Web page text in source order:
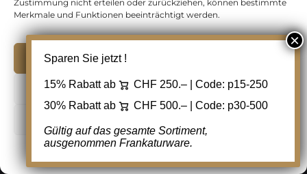
Zustimmung nicht erteilen oder zurückziehen, können bestimmte
Merkmale und Funktionen beeinträchtigt werden.
Ablehnen
BRIEFMARKENAUSSTELLUNG,
übliche leichte Aufklebefalte
CHF120.00
hinzufügen
Sparen Sie jetzt !
15% Rabatt ab CHF 250.– | Code: p15-250
30% Rabatt ab
CHF 500.– | Code: p30-500
Gültig auf das gesamte Sortiment,
ausgenommen Frankaturware.